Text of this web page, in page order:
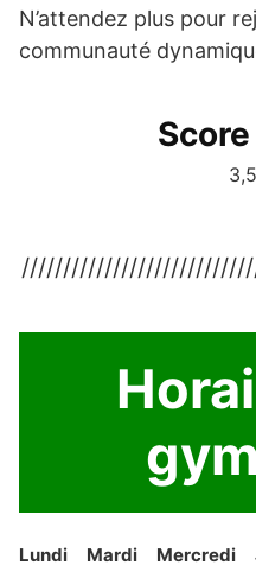
N’attendez plus pour
communauté
Lundi Mardi Mercredi